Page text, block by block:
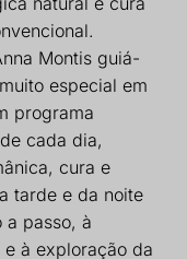
Montis guiá-
especial em
programa
cada dia,
cura e
tarde e da noite
passo, à
à exploração da